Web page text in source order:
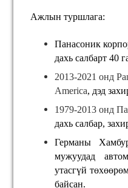
Ажлын туршлага:
Панасоник
дахь салбарт 40
2013-2021 онд
America, дэд
1979-2013 онд
дахь салбар,
Германы
мужуудад
утасгүй
байсан.